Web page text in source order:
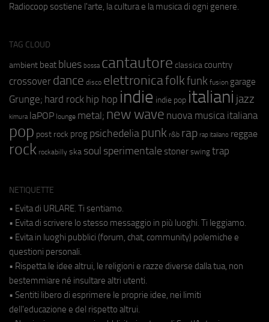
Radiocoop sostiene l'arte, la cultura e la musica di ogni genere.
TAG CLOUD
ambient beat blues bossa cantautore classica country
crossover dance disco elettronicafolkfunk fusion garage
Grunge; hard rock hip hop indie indie pop italiani jazz
kimura laPOP lounge metal; new wave nuova musica italiana
pop post rock prog psichedeliapunk r&b rap rap italiano reggae
rock rockabilly ska soul sperimentale stoner swing trap
NETIQUETTE
• Evita di URLARE. Ti sentiamo.
• Evita di scrivere lo stesso messaggio in più luoghi. Ti leggiamo.
• Evita in luoghi pubblici (forum, chat, community) polemiche e
questioni personali.
• Rispetta le idee altrui, le religioni e razze diverse dalla tua, non
bestemmiare né insultare altri utenti.
• Sentiti libero di esprimere le proprie idee, nei limiti
dell'educazione e del rispetto altrui.